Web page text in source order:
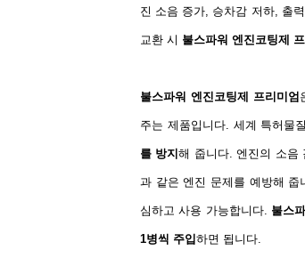
진 소음 증가, 승차감 저하, 출
교환 시 불스파워 엔진코팅제
불스파워 엔진코팅제 프리미엄
주는 제품입니다. 세계 특허물
를 방지해 줍니다. 엔진의 소음
과 같은 엔진 문제를 예방해 줍
심하고 사용 가능합니다. 불스
1병씩 주입하면 됩니다.